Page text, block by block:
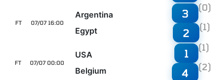
07/07 16:00
FT
Argentina
Egypt
3 (0)
2 (1)
07/07 00:00
FT
USA
Belgium
1 (1)
4 (2)